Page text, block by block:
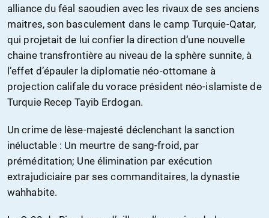
alliance du féal saoudien avec les rivaux de ses anciens
maitres, son basculement dans le camp Turquie-Qatar,
qui projetait de lui confier la direction d‘une nouvelle
chaine transfrontière au niveau de la sphère sunnite, à
l’effet d’épauler la diplomatie néo-ottomane à
projection califale du vorace président néo-islamiste de
Turquie Recep Tayib Erdogan.
Un crime de lèse-majesté déclenchant la sanction
inéluctable : Un meurtre de sang-froid, par
préméditation; Une élimination par exécution
extrajudiciaire par ses commanditaires, la dynastie
wahhabite.